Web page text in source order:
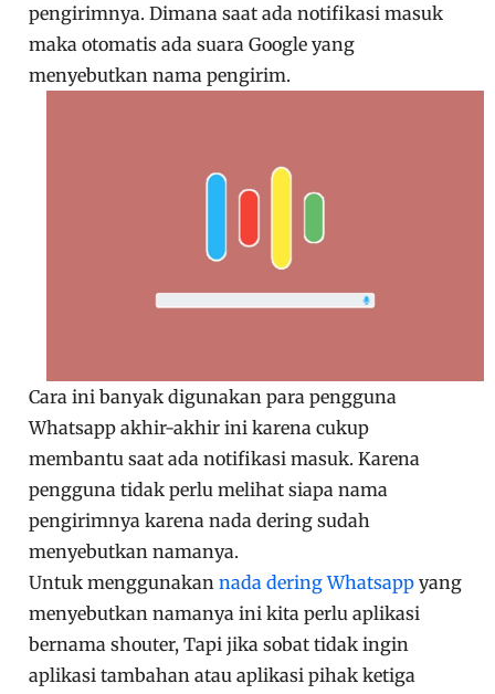
pengirimnya. Dimana saat ada notifikasi masuk
maka otomatis ada suara Google yang
menyebutkan nama pengirim.
Cara ini banyak digunakan para pengguna
Whatsapp akhir-akhir ini karena cukup
membantu saat ada notifikasi masuk. Karena
pengguna tidak perlu melihat siapa nama
pengirimnya karena nada dering sudah
menyebutkan namanya.
Untuk menggunakannada dering Whatsapp yang
menyebutkan namanya ini kita perlu aplikasi
bernama shouter, Tapi jika sobat tidak ingin
aplikasi tambahan atau aplikasi pihak ketiga